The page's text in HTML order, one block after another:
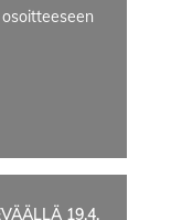
19.4.